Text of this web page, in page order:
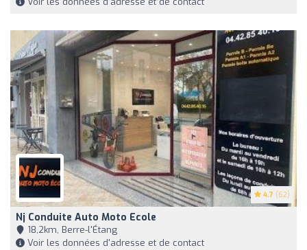
4.7 (62)
Nj Conduite Auto Moto Ecole
18,2km, Berre-l'Étang
Voir les données d'adresse et de contact